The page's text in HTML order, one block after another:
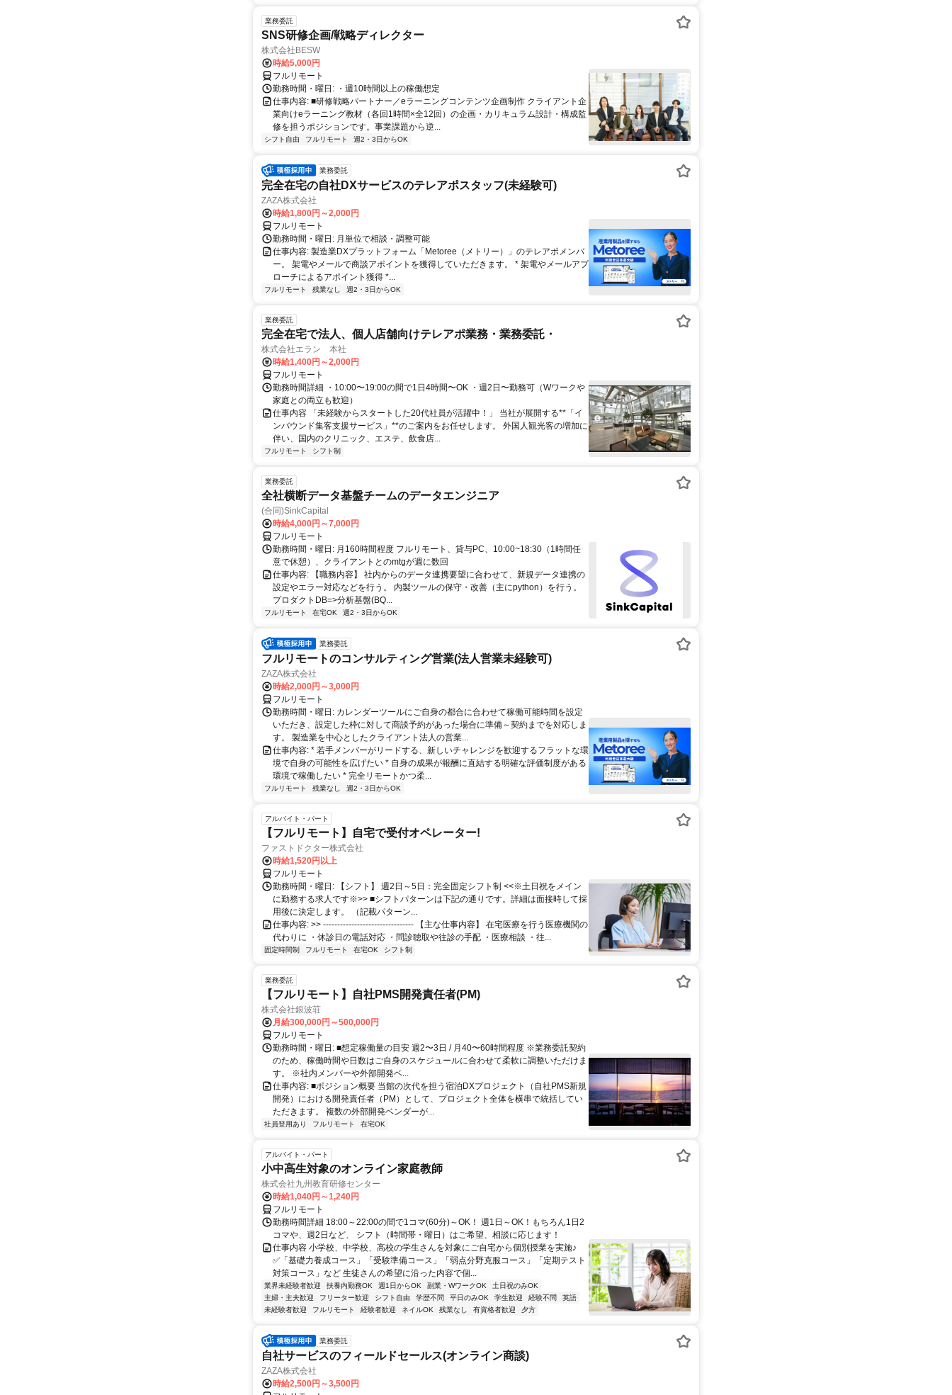
業務委託
SNS研修企画/戦略ディレクター
株式会社BESW
時給5,000円
フルリモート
勤務時間・曜日: ・週10時間以上の稼働想定
仕事内容: ■研修戦略パートナー／eラーニングコンテンツ企画制作 クライアント企
業向けeラーニング教材（各回1時間×全12回）の企画・カリキュラム設計・構成監
修を担うポジションです。事業課題から逆...
シフト自由 フルリモート 週2・3日からOK
業務委託
完全在宅の自社DXサービスのテレアポスタッフ(未経験可)
ZAZA株式会社
時給1,800円～2,000円
フルリモート
勤務時間・曜日: 月単位で相談・調整可能
仕事内容: 製造業DXプラットフォーム「Metoree（メトリー）」のテレアポメンバ
ー。 架電やメールで商談アポイントを獲得していただきます。 * 架電やメールアプ
ローチによるアポイント獲得 *...
フルリモート 残業なし 週2・3日からOK
業務委託
完全在宅で法人、個人店舗向けテレアポ業務・業務委託・
株式会社エラン 本社
時給1,400円～2,000円
フルリモート
勤務時間詳細 ・10:00〜19:00の間で1日4時間〜OK ・週2日〜勤務可（Wワークや
家庭との両立も歓迎）
仕事内容 「未経験からスタートした20代社員が活躍中！」 当社が展開する**「イ
ンバウンド集客支援サービス」**のご案内をお任せします。 外国人観光客の増加に
伴い、国内のクリニック、エステ、飲食店...
フルリモート シフト制
業務委託
全社横断データ基盤チームのデータエンジニア
(合同)SinkCapital
時給4,000円～7,000円
フルリモート
勤務時間・曜日: 月160時間程度 フルリモート、貸与PC、10:00~18:30（1時間任
意で休憩）、クライアントとのmtgが週に数回
仕事内容: 【職務内容】 社内からのデータ連携要望に合わせて、新規データ連携の
設定やエラー対応などを行う。 内製ツールの保守・改善（主にpython）を行う。
プロダクトDB=>分析基盤(BQ...
フルリモート 在宅OK 週2・3日からOK
業務委託
フルリモートのコンサルティング営業(法人営業未経験可)
ZAZA株式会社
時給2,000円～3,000円
フルリモート
勤務時間・曜日: カレンダーツールにご自身の都合に合わせて稼働可能時間を設定
いただき、設定した枠に対して商談予約があった場合に準備～契約までを対応しま
す。 製造業を中心としたクライアント法人の営業...
仕事内容: * 若手メンバーがリードする、新しいチャレンジを歓迎するフラットな環
境で自身の可能性を広げたい * 自身の成果が報酬に直結する明確な評価制度がある
環境で稼働したい * 完全リモートかつ柔...
フルリモート 残業なし 週2・3日からOK
アルバイト・パート
【フルリモート】自宅で受付オペレーター!
ファストドクター株式会社
時給1,520円以上
フルリモート
勤務時間・曜日: 【シフト】 週2日～5日：完全固定シフト制 <<※土日祝をメイン
に勤務する求人です※>> ■シフトパターンは下記の通りです。詳細は面接時して採
用後に決定します。 （記載パターン...
仕事内容: >> -------------------------------- 【主な仕事内容】 在宅医療を行う医療機関の
代わりに ・休診日の電話対応 ・問診聴取や往診の手配 ・医療相談 ・往...
固定時間制 フルリモート 在宅OK シフト制
業務委託
【フルリモート】自社PMS開発責任者(PM)
株式会社銀波荘
月給300,000円～500,000円
フルリモート
勤務時間・曜日: ■想定稼働量の目安 週2〜3日 / 月40〜60時間程度 ※業務委託契約
のため、稼働時間や日数はご自身のスケジュールに合わせて柔軟に調整いただけま
す。 ※社内メンバーや外部開発ベ...
仕事内容: ■ポジション概要 当館の次代を担う宿泊DXプロジェクト（自社PMS新規
開発）における開発責任者（PM）として、プロジェクト全体を横串で統括してい
ただきます。 複数の外部開発ベンダーが...
社員登用あり フルリモート 在宅OK
アルバイト・パート
小中高生対象のオンライン家庭教師
株式会社九州教育研修センター
時給1,040円～1,240円
フルリモート
勤務時間詳細 18:00～22:00の間で1コマ(60分)～OK！ 週1日～OK！もちろん1日2
コマや、週2日など、 シフト（時間帯・曜日）はご希望、相談に応じます！
仕事内容 小学校、中学校、高校の学生さんを対象にご自宅から個別授業を実施♪
✅「基礎力養成コース」「受験準備コース」「弱点分野克服コース」「定期テスト
対策コース」など 生徒さんの希望に沿った内容で個...
業界未経験者歓迎 扶養内勤務OK 週1日からOK 副業・WワークOK
土日祝のみOK
主婦・主夫歓迎
フリーター歓迎 シフト自由 学歴不問 平日のみOK 学生歓迎 経験不問
英語
未経験者歓迎
フルリモート 経験者歓迎 ネイルOK 残業なし 有資格者歓迎 夕方
業務委託
自社サービスのフィールドセールス(オンライン商談)
ZAZA株式会社
時給2,500円～3,500円